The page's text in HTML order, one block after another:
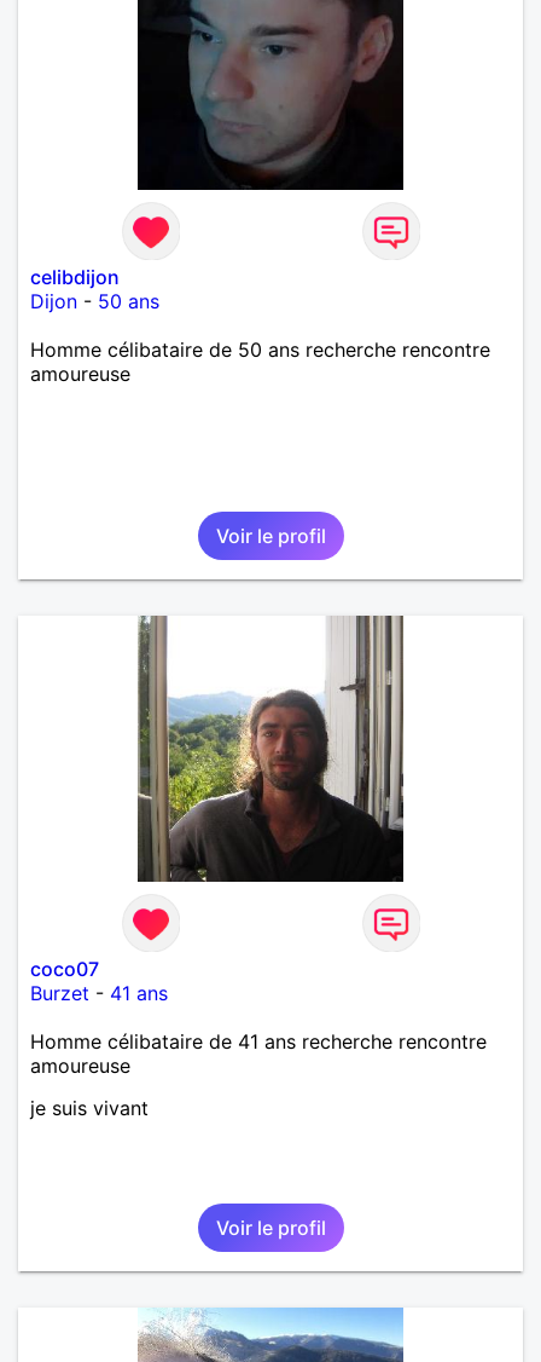
celibdijon
Dijon - 50 ans
Homme célibataire de 50 ans recherche rencontre
amoureuse
Voir le profil
coco07
Burzet - 41 ans
Homme célibataire de 41 ans recherche rencontre
amoureuse
je suis vivant
Voir le profil